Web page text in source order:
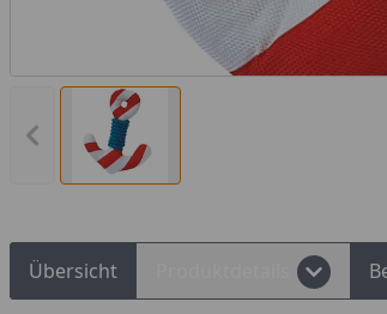
Vorheriges Bild anzeigen
Übersicht